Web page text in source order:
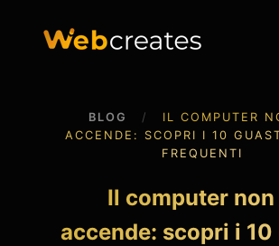
BLOG /
IL COMPUTER
ACCENDE: SCOPRI I 10
FREQUENTI
Il computer non
accende: scopri i 10